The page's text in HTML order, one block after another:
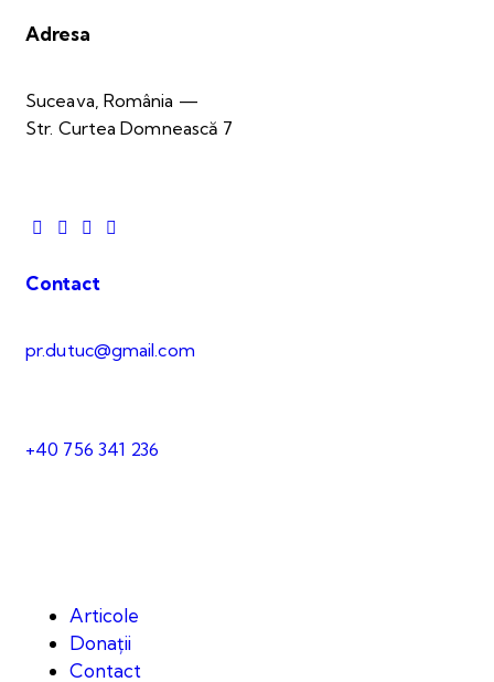
Adresa
Suceava, România —
Str. Curtea Domnească 7
Contact
pr.dutuc@gmail.com
+40 756 341 236
Articole
Donații
Contact